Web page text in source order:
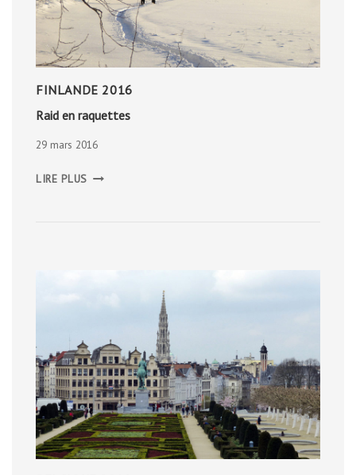
FINLANDE 2016
Raid en raquettes
29 mars 2016
LIRE PLUS